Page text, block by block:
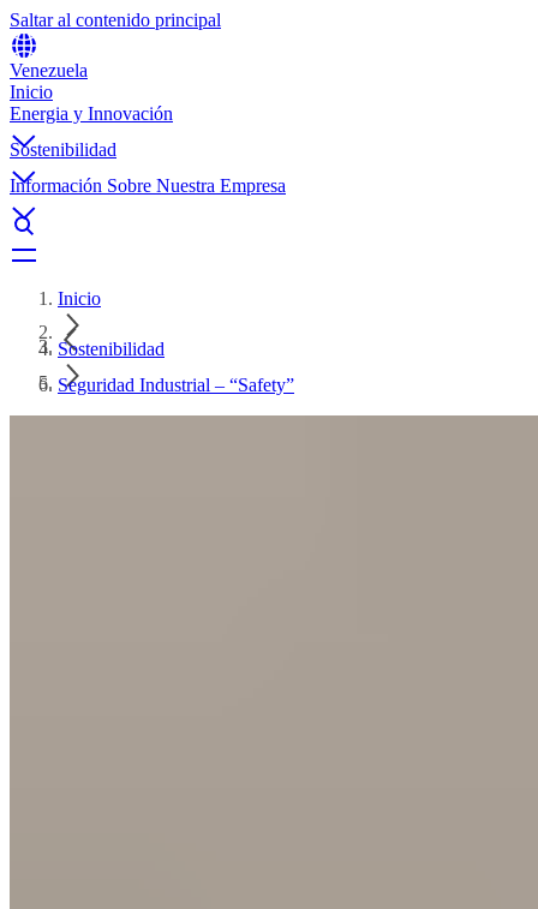
Saltar al contenido principal
Venezuela
Inicio
Energia y Innovación
Sostenibilidad
Información Sobre Nuestra Empresa
Inicio
Sostenibilidad
Seguridad Industrial – “Safety”